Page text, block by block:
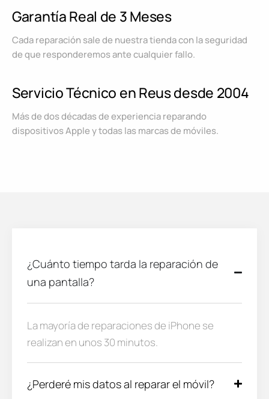
Garantía Real de 3 Meses
Cada reparación sale de nuestra tienda con la seguridad
de que responderemos ante cualquier fallo.
Servicio Técnico en Reus desde 2004
Más de dos décadas de experiencia reparando
dispositivos Apple y todas las marcas de móviles.
¿Cuánto tiempo tarda la reparación de
una pantalla?
La mayoría de reparaciones de iPhone se
realizan en unos 30 minutos.
¿Perderé mis datos al reparar el móvil?